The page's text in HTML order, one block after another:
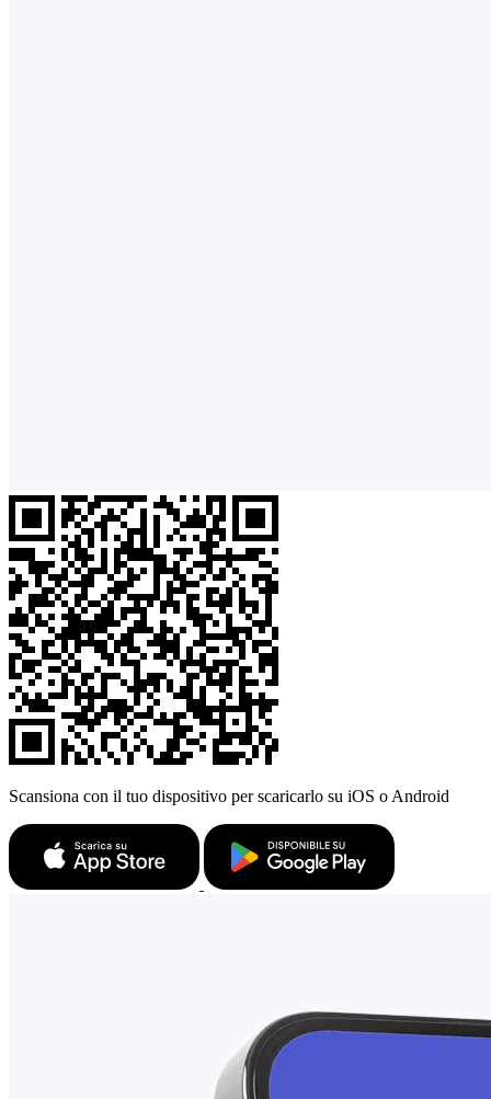
Scansiona con il tuo dispositivo per scaricarlo su iOS o Android